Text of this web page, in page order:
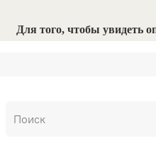
Для того, чтобы увидеть